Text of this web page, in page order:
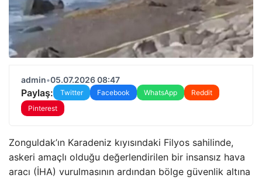
admin•05.07.2026 08:47
Paylaş: Twitter Facebook WhatsApp
Reddit
Pinterest
Zonguldak’ın Karadeniz kıyısındaki Filyos sahilinde,
askeri amaçlı olduğu değerlendirilen bir insansız hava
aracı (İHA) vurulmasının ardından bölge güvenlik altına